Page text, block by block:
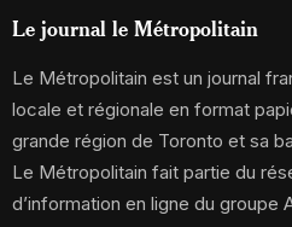
Le journal le Métropolitain
Le Métropolitain est un journal
locale et régionale en format
grande région de Toronto et sa
Le Métropolitain fait partie du
d’information en ligne du groupe